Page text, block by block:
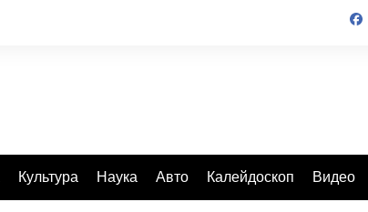
Культура Наука Авто Калейдоскоп Видео